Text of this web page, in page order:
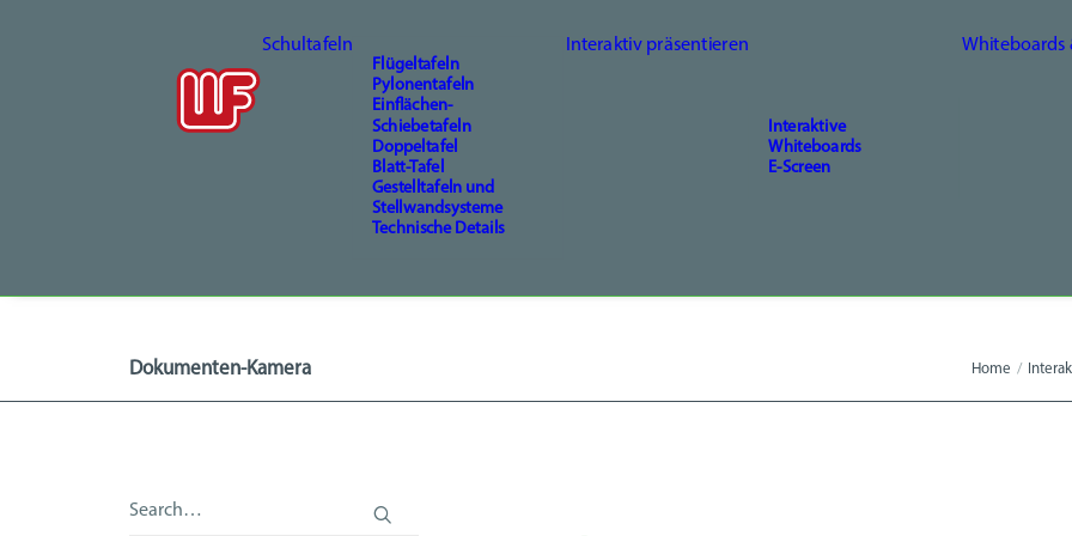
Schultafeln
Flügeltafeln
Pylonentafeln
Einflächen-
Schiebetafeln
Doppeltafel
Blatt-Tafel
Gestelltafeln und
Stellwandsysteme
Technische Details
Interaktiv präsentieren
Interaktive
Whiteboards
E-Screen
Whiteboards
Dokumenten-Kamera Home